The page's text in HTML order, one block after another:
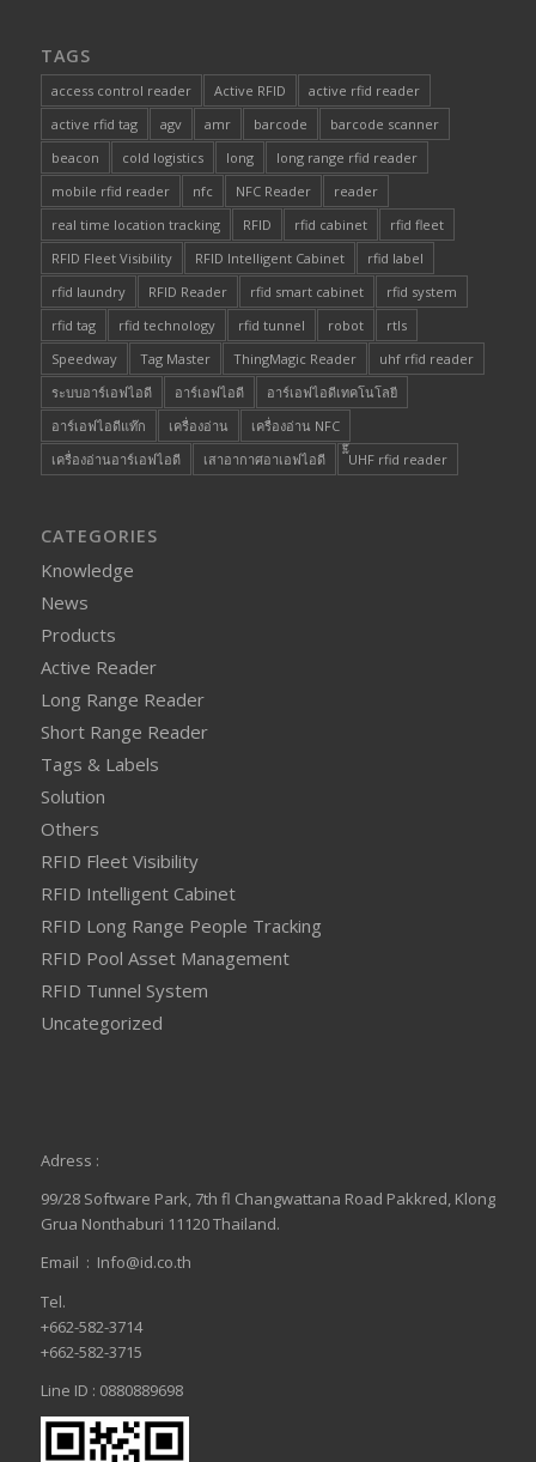
TAGS
access control reader Active RFID
active rfid reader
active rfid tag
agv amr barcode
barcode scanner
beacon
cold logistics long
long range rfid reader
mobile rfid reader
nfc NFC Reader
reader
real time location tracking
RFID rfid cabinet
rfid fleet
RFID Fleet Visibility
RFID Intelligent Cabinet
rfid label
rfid laundry
RFID Reader rfid smart cabinet
rfid system
rfid tag
rfid technology rfid tunnel robot
rtls
Speedway
Tag Master ThingMagic Reader
uhf rfid reader
ระบบอาร์เอฟไอดี
อาร์เอฟไอดี
อาร์เอฟไอดีเทคโนโลยี
อาร์เอฟไอดีแท๊ก
เครื่องอ่าน
เครื่องอ่าน NFC
เครื่องอ่านอาร์เอฟไอดี
เสาอากาศอาเอฟไอดี ๊็๊UHF rfid reader
CATEGORIES
Knowledge
News
Products
Active Reader
Long Range Reader
Short Range Reader
Tags & Labels
Solution
Others
RFID Fleet Visibility
RFID Intelligent Cabinet
RFID Long Range People Tracking
RFID Pool Asset Management
RFID Tunnel System
Uncategorized
Adress :
99/28 Software Park, 7th fl Changwattana Road Pakkred, Klong
Grua Nonthaburi 11120 Thailand.
Email : Info@id.co.th
Tel.
+662-582-3714
+662-582-3715
Line ID : 0880889698